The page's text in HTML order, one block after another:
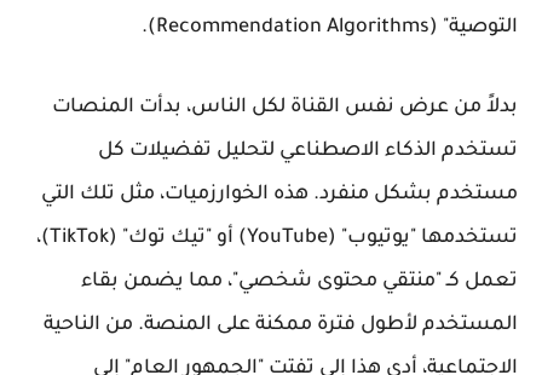
التوصية" (Recommendation Algorithms).
بدلاً من عرض نفس القناة لكل الناس، بدأت المنصات
تستخدم الذكاء الاصطناعي لتحليل تفضيلات كل
مستخدم بشكل منفرد. هذه الخوارزميات، مثل تلك التي
تستخدمها "يوتيوب" (YouTube) أو "تيك توك" (TikTok)،
تعمل كـ "منتقي محتوى شخصي"، مما يضمن بقاء
المستخدم لأطول فترة ممكنة على المنصة. من الناحية
الاجتماعية، أدى هذا إلى تفتت "الجمهور العام" إلى